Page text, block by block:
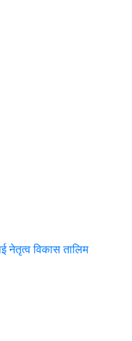
नेतृत्व विकास तालिम